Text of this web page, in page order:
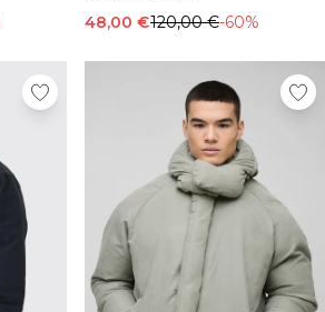
48,00 €120,00 €-60%